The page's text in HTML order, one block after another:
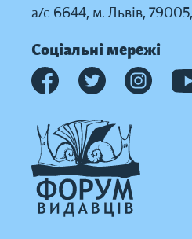
а/с 6644, м. Львів,
Соціальні мережі